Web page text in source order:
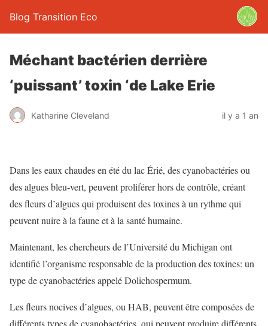
Blog Transition Eco
Méchant bactérien derrière
‘puissant’ toxin ‘de Lake Erie
Katharine Cleveland il y a 1 an
Dans les eaux chaudes en été du lac Érié, des cyanobactéries ou
des algues bleu-vert, peuvent proliférer hors de contrôle, créant
des fleurs d’algues qui produisent des toxines à un rythme qui
peuvent nuire à la faune et à la santé humaine.
Maintenant, les chercheurs de l’Université du Michigan ont
identifié l’organisme responsable de la production des toxines: un
type de cyanobactéries appelé Dolichospermum.
Les fleurs nocives d’algues, ou HAB, peuvent être composées de
différents types de cyanobactéries, qui peuvent produire différents